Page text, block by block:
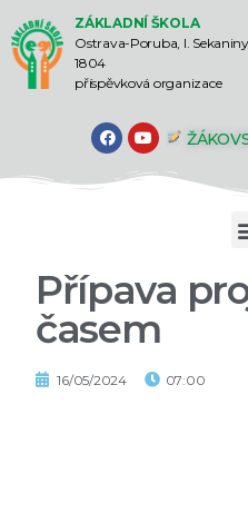
ZÁKLADNÍ ŠKOLA
Ostrava-Poruba, I. Sekaniny
1804
příspěvková organizace
Přípava
časem
16/05/2024 07:00